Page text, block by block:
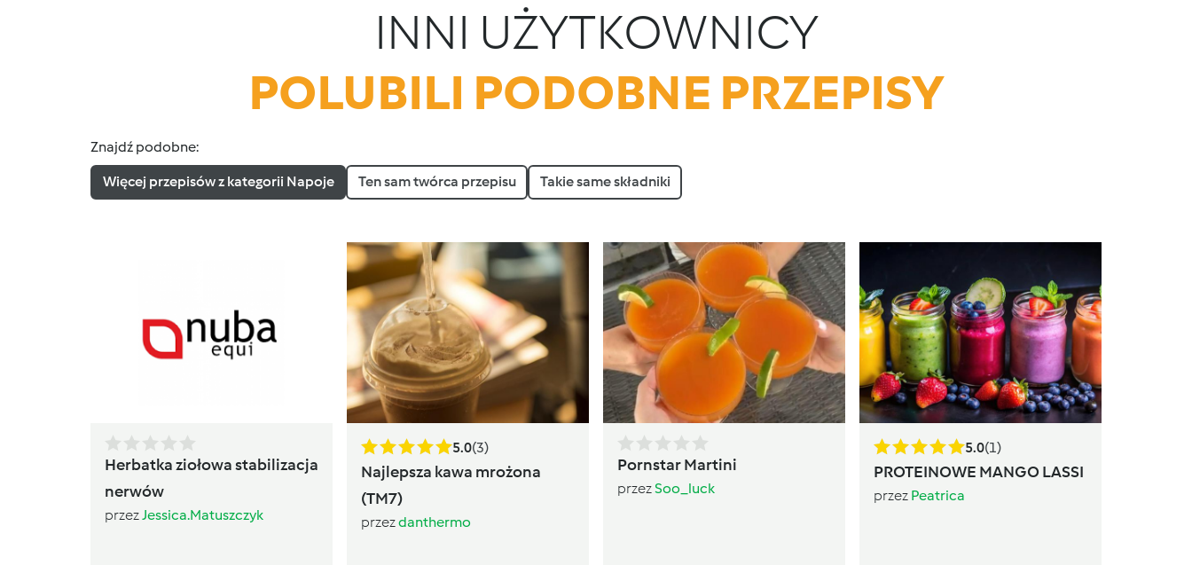
INNI UŻYTKOWNICY
POLUBILI PODOBNE PRZEPISY
Znajdź podobne:
Więcej przepisów z kategorii Napoje Ten sam twórca przepisu Takie same składniki
Herbatka ziołowa stabilizacja
nerwów
przezJessica.Matuszczyk
5.0(3)
Najlepsza kawa mrożona
(TM7)
przezdanthermo
Pornstar Martini
przezSoo_luck
5.0(1)
PROTEINOWE MANGO LASSI
przez Peatrica